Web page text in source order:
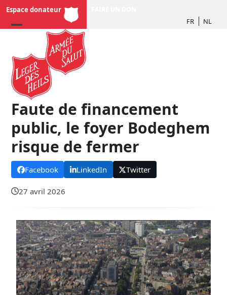
Skip
content
FR NL
Espace donateur
Faute de financement
public, le foyer Bodeghem
risque de fermer
Facebook LinkedIn Twitter
27 avril 2026